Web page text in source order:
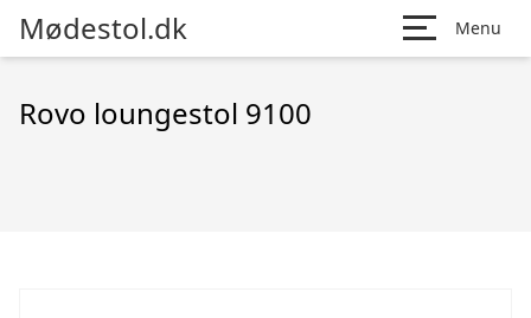
Mødestol.dk Menu
Rovo loungestol 9100